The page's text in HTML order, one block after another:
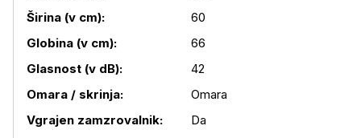
Širina (v cm):
60
Globina (v cm):
66
Glasnost (v dB):
42
Omara / skrinja:
Omara
Vgrajen zamzrovalnik:
Da